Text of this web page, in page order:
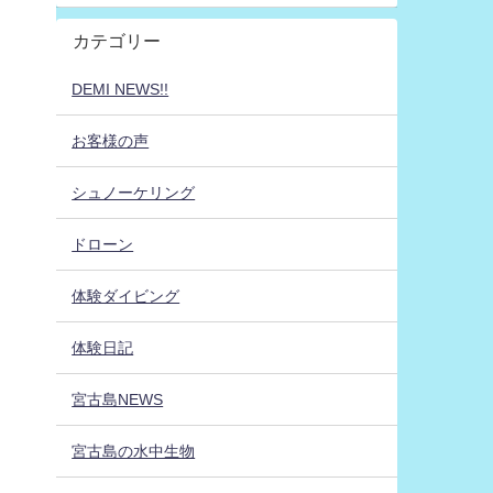
カテゴリー
DEMI NEWS!!
お客様の声
シュノーケリング
ドローン
体験ダイビング
体験日記
宮古島NEWS
宮古島の水中生物